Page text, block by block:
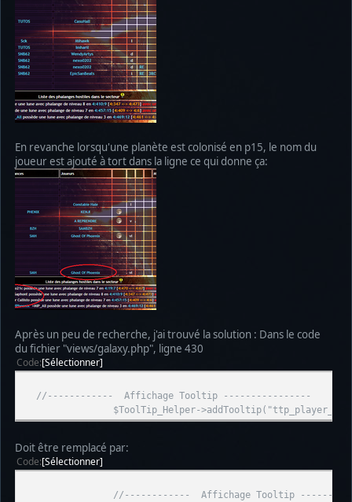
En revanche lorsqu'une planète est colonisé en p15, le nom du
joueur est ajouté à tort dans la ligne ce qui donne ça:
Après un peu de recherche, j'ai trouvé la solution : Dans le code
du fichier "views/galaxy.php", ligne 430
Code Sélectionner
//------------ Affichage Tooltip ----------------
$ToolTip_Helper-
Doit être remplacé par:
Code Sélectionner
//------------ Affichage Tooltip